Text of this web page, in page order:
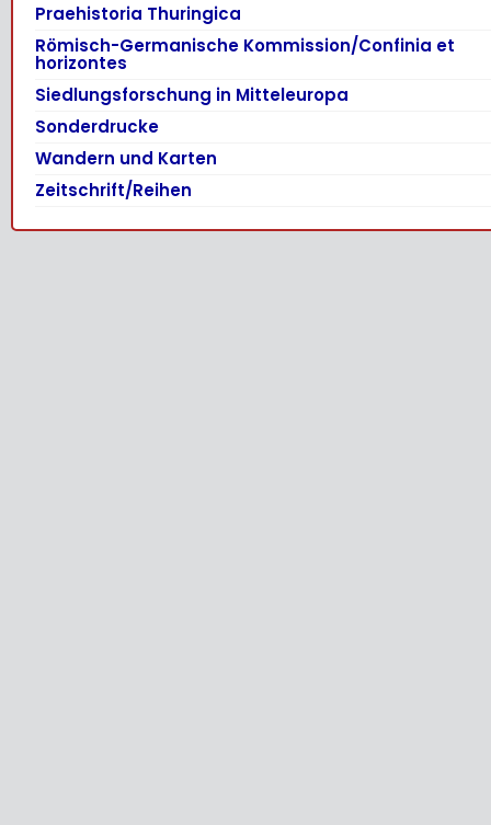
Praehistoria Thuringica
Römisch-Germanische Kommission/Confinia et
horizontes
Siedlungsforschung in Mitteleuropa
Sonderdrucke
Wandern und Karten
Zeitschrift/Reihen